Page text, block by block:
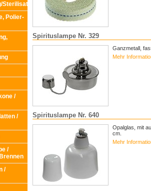
Polier-
/
/
/
/
Spirituslampe Nr. 329
Ganzmetall,
Mehr
Spirituslampe Nr. 640
Opalglas, mit
cm.
Mehr